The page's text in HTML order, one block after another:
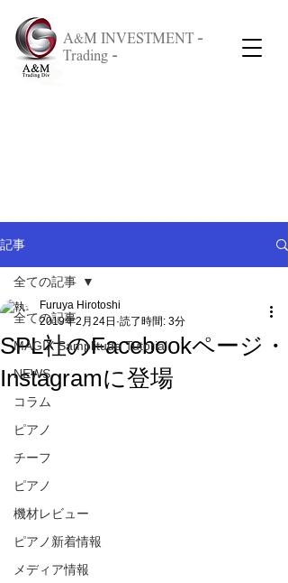
A&M INVESTMENT -
Trading -
記事
全ての記事
MAGIX Samplitude Tutorial
NEWS
コラム
ピアノ
チーフ
ピアノ
機材レビュー
ピアノ新着情報
メディア情報
全ての記事
SPL社のFacebookページ・
Instagramに登場
Furuya Hirotoshi
2019年2月24日 読了時間: 3分